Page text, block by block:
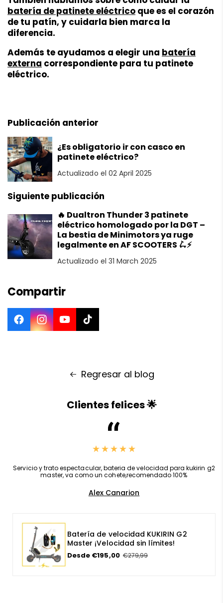
batería de patinete eléctrico que es el corazón
de tu patín, y cuidarla bien marca la
diferencia.
Además te ayudamos a elegir una batería
externa correspondiente para tu patinete
eléctrico.
Publicación anterior
¿Es obligatorio ir con casco en
patinete eléctrico?
Actualizado el 02 April 2025
Siguiente publicación
🔥 Dualtron Thunder 3 patinete
eléctrico homologado por la DGT –
La bestia de Minimotors ya ruge
legalmente en AF SCOOTERS 🛴⚡
Actualizado el 31 March 2025
Compartir
FacebookInstagramYouTubeTikTok
Regresar al blog
Clientes felices 🌟
Servicio y trato espectacular, bateria de velocidad para kukirin g2
master, va como un cohete,recomendado 100%
Alex Canarion
Batería de velocidad KUKIRIN G2
Master ¡Velocidad sin límites!
P
Desde €195,00 P
€279,99